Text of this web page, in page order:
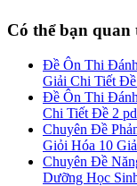
Có thể bạn quan
Đề Ôn Thi
Giải Chi Tiết
Đề Ôn Thi
Chi Tiết Đề 2
Chuyên Đề
Giỏi Hóa 10
Chuyên Đề
Dưỡng Học